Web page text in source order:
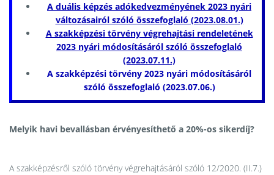
A duális képzés adókedvezményének 2023 nyári
változásairól szóló összefoglaló (2023.08.01.)
A szakképzési törvény végrehajtási rendeletének
2023 nyári módosításáról szóló összefoglaló
(2023.07.11.)
A szakképzési törvény 2023 nyári módosításáról
szóló összefoglaló (2023.07.06.)
Melyik havi bevallásban érvényesíthető a 20%-os sikerdíj?
A szakképzésről szóló törvény végrehajtásáról szóló 12/2020. (II.7.)